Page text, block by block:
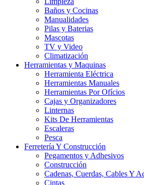
Baños y Cocinas
Manualidades
Pilas y Baterias
Mascotas
TV y Video
Climatización
Herramientas y Maquinas
Herramienta Eléctrica
Herramientas Manuales
Herramientas Por Ofícios
Cajas y Organizadores
Linternas
Kits De Herramientas
Escaleras
Pesca
Ferretería Y Construcción
Pegamentos y Adhesivos
Construcción
Cadenas, Cuerdas, Cables Y
Cintas